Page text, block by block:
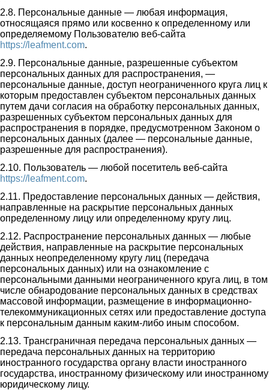
2.8. Персональные данные — любая информация,
относящаяся прямо или косвенно к определенному или
определяемому Пользователю веб-сайта
https://leafment.com.
2.9. Персональные данные, разрешенные субъектом
персональных данных для распространения, —
персональные данные, доступ неограниченного круга лиц к
которым предоставлен субъектом персональных данных
путем дачи согласия на обработку персональных данных,
разрешенных субъектом персональных данных для
распространения в порядке, предусмотренном Законом о
персональных данных (далее — персональные данные,
разрешенные для распространения).
2.10. Пользователь — любой посетитель веб-сайта
https://leafment.com.
2.11. Предоставление персональных данных — действия,
направленные на раскрытие персональных данных
определенному лицу или определенному кругу лиц.
2.12. Распространение персональных данных — любые
действия, направленные на раскрытие персональных
данных неопределенному кругу лиц (передача
персональных данных) или на ознакомление с
персональными данными неограниченного круга лиц, в том
числе обнародование персональных данных в средствах
массовой информации, размещение в информационно-
телекоммуникационных сетях или предоставление доступа
к персональным данным каким-либо иным способом.
2.13. Трансграничная передача персональных данных —
передача персональных данных на территорию
иностранного государства органу власти иностранного
государства, иностранному физическому или иностранному
юридическому лицу.